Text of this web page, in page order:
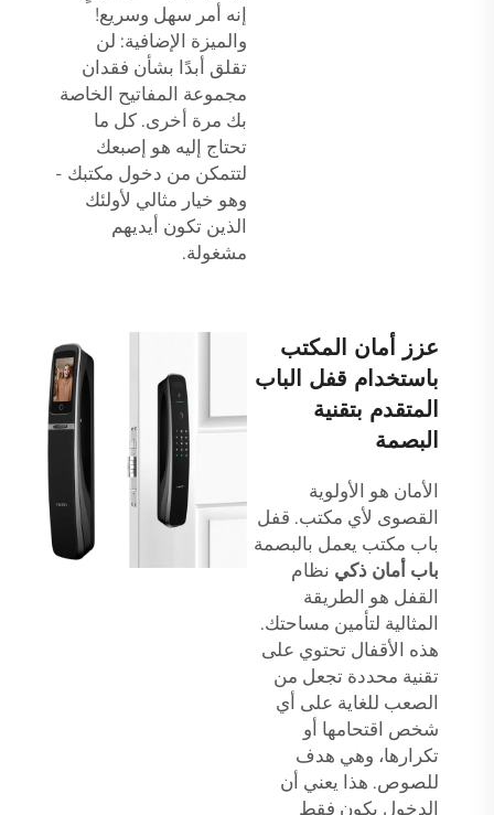
إنه أمر سهل وسريع!
والميزة الإضافية: لن
تقلق أبدًا بشأن فقدان
مجموعة المفاتيح الخاصة
بك مرة أخرى. كل ما
تحتاج إليه هو إصبعك
لتتمكن من دخول مكتبك -
وهو خيار مثالي لأولئك
الذين تكون أيديهم
مشغولة.
عزز أمان المكتب
باستخدام قفل الباب
المتقدم بتقنية
البصمة
الأمان هو الأولوية
القصوى لأي مكتب. قفل
باب مكتب يعمل بالبصمة
باب أمان ذكي نظام
القفل هو الطريقة
المثالية لتأمين مساحتك.
هذه الأقفال تحتوي على
تقنية محددة تجعل من
الصعب للغاية على أي
شخص اقتحامها أو
تكرارها، وهي هدف
للصوص. هذا يعني أن
الدخول يكون فقط